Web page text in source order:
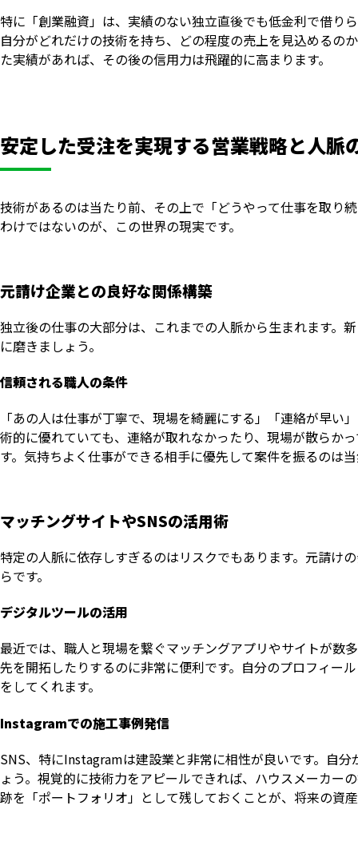
特に「創業融資」は、実績のない独立直後でも低金利で借り
自分がどれだけの技術を持ち、どの程度の売上を見込めるの
た実績があれば、その後の信用力は飛躍的に高まります。
安定した受注を実現する営業戦略と人脈
技術があるのは当たり前、その上で「どうやって仕事を取り
わけではないのが、この世界の現実です。
元請け企業との良好な関係構築
独立後の仕事の大部分は、これまでの人脈から生まれます。
に磨きましょう。
信頼される職人の条件
「あの人は仕事が丁寧で、現場を綺麗にする」「連絡が早
術的に優れていても、連絡が取れなかったり、現場が散らか
す。気持ちよく仕事ができる相手に優先して案件を振るのは
マッチングサイトやSNSの活用術
特定の人脈に依存しすぎるのはリスクでもあります。元請け
らです。
デジタルツールの活用
最近では、職人と現場を繋ぐマッチングアプリやサイトが数
先を開拓したりするのに非常に便利です。自分のプロフィー
をしてくれます。
Instagramでの施工事例発信
SNS、特にInstagramは建設業と非常に相性が良いです。自
ょう。視覚的に技術力をアピールできれば、ハウスメーカー
跡を「ポートフォリオ」として残しておくことが、将来の資